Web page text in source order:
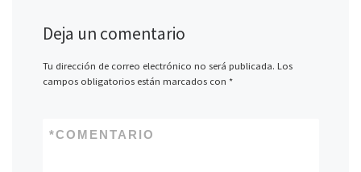
Deja un comentario
Tu dirección de correo electrónico no será publicada. Los
campos obligatorios están marcados con *
COMENTARIO
*